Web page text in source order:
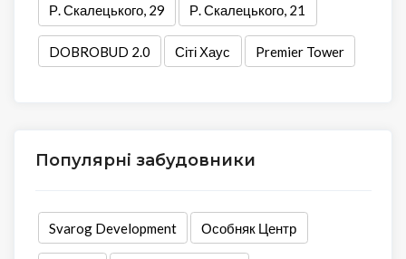
Р. Скалецького, 29 Р. Скалецького, 21
DOBROBUD 2.0 Сіті Хаус Premier Tower
Популярні забудовники
Svarog Development Особняк Центр